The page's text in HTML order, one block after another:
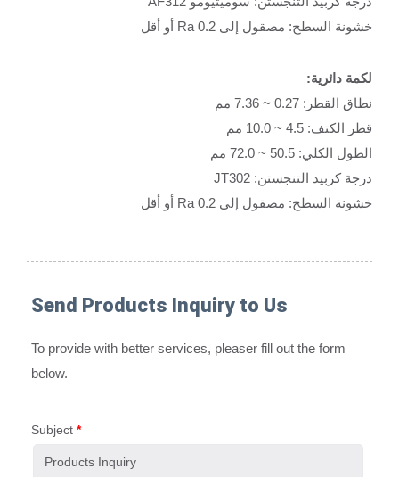
خشونة السطح: مصقول إلى Ra 0.2 أو أقل
لكمة دائرية:
نطاق القطر: 0.27 ~ 7.36 مم
قطر الكتف: 4.5 ~ 10.0 مم
الطول الكلي: 50.5 ~ 72.0 مم
درجة كربيد التنجستن: JT302
خشونة السطح: مصقول إلى Ra 0.2 أو أقل